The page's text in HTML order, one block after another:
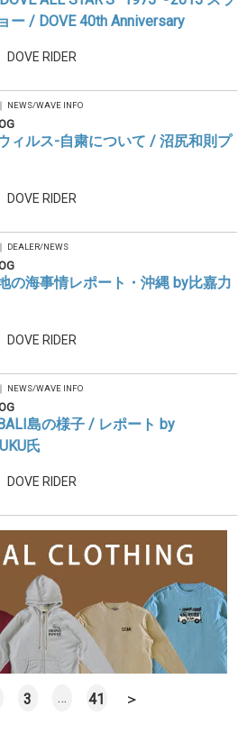
ー / DOVE 40th Anniversary
DOVE RIDER
NEWS/WAVE INFO
ィルス-自粛について / 沼尻和則プ
DOVE RIDER
DEALER/NEWS
の海事情レポート・沖縄 by比嘉力
DOVE RIDER
NEWS/WAVE INFO
島の様子 / レポート by
氏
DOVE RIDER
3 … 41 ＞